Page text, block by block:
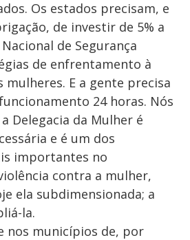
V
i
d
e
o
Os estados precisam, e
de investir de 5% a
de Segurança
de enfrentamento à
mulheres. E a gente precisa
24 horas. Nós
Delegacia da Mulher é
e é um dos
importantes no
contra a mulher,
ela subdimensionada; a
la.
nos municípios de, por